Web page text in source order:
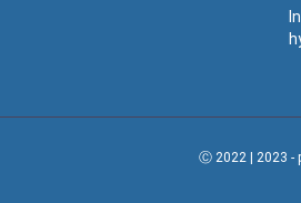
Ⓒ 2022 | 2023 -